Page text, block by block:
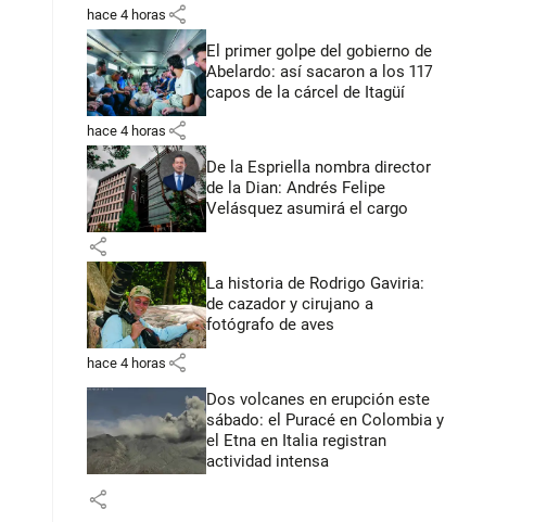
hace 4 horas share
El primer golpe del gobierno de
Abelardo: así sacaron a los 117
capos de la cárcel de Itagüí
hace 4 horas share
De la Espriella nombra director
de la Dian: Andrés Felipe
Velásquez asumirá el cargo
share
La historia de Rodrigo Gaviria:
de cazador y cirujano a
fotógrafo de aves
hace 4 horas share
Dos volcanes en erupción este
sábado: el Puracé en Colombia y
el Etna en Italia registran
actividad intensa
share